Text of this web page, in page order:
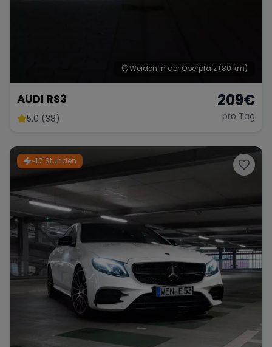
Weiden in der Oberpfalz (80 km)
AUDI RS3
5.0 (38)
209€
pro Tag
~1,7 Stunden